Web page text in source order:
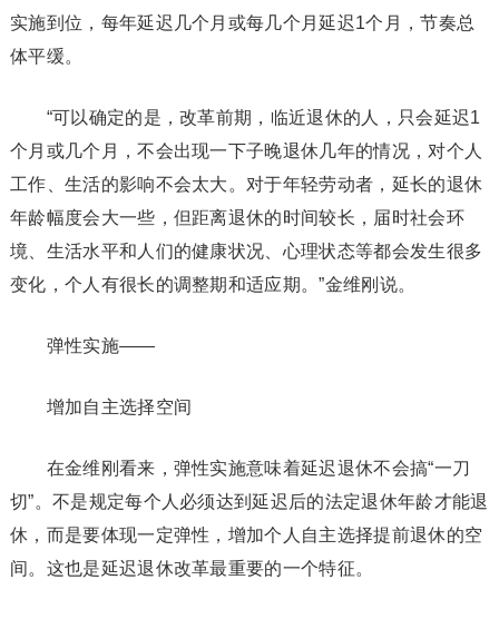
实施到位，每年延迟几个月或每几个月延迟1个月，节奏总
体平缓。
“可以确定的是，改革前期，临近退休的人，只会延迟1
个月或几个月，不会出现一下子晚退休几年的情况，对个人
工作、生活的影响不会太大。对于年轻劳动者，延长的退休
年龄幅度会大一些，但距离退休的时间较长，届时社会环
境、生活水平和人们的健康状况、心理状态等都会发生很多
变化，个人有很长的调整期和适应期。”金维刚说。
弹性实施——
增加自主选择空间
在金维刚看来，弹性实施意味着延迟退休不会搞“一刀
切”。不是规定每个人必须达到延迟后的法定退休年龄才能退
休，而是要体现一定弹性，增加个人自主选择提前退休的空
间。这也是延迟退休改革最重要的一个特征。